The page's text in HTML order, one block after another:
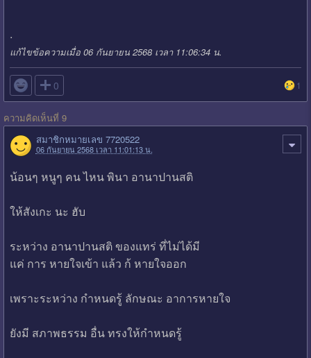
.
แก้ไขข้อความเมื่อ 06 กันยายน 2568 เวลา 11:06:34 น.
 0 1
ความคิดเห็นที่ 9
สมาชิกหมายเลข 7720522
06 กันยายน 2568 เวลา 11:01:13 น.
น้อนๆ หนูๆ คน ไหน พินา อานาปานสติ
ให้สังเกะ นะ ฮับ
ระหว่าง อานาปานสติ ของแทร่ ที่ไม่ได้มี
แค่ การ หายใจเข้า แล้ว ก้ หายใจออก
เพราะระหว่าง กำหนดรู้ ลักษณะ อาการหายใจ
ยังมี สภาพธรรม อื่น ทรงให้กำหนดรู้